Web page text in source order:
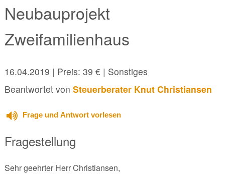
Neubauprojekt
Zweifamilienhaus
16.04.2019 | Preis: 39 € | Sonstiges
Beantwortet von Steuerberater Knut Christiansen
Frage und Antwort vorlesen
Fragestellung
Sehr geehrter Herr Christiansen,